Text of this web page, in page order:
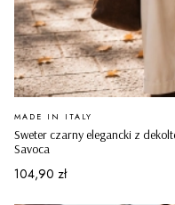
Sweter czarny elegancki z
Savoca
PRODUCENT
MADE IN ITALY
Cena
104,90 zł